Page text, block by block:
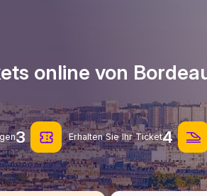
online von
3 Erhalten Sie Ihr Ticket4